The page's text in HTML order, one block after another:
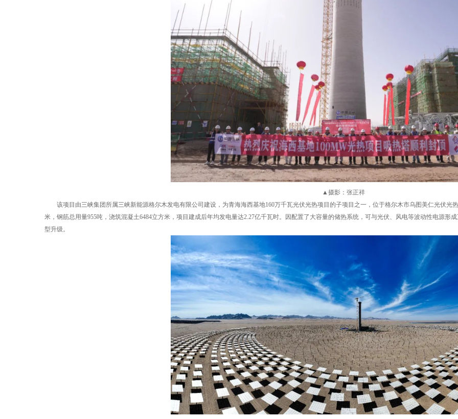
▲摄影：张正祥
该项目由三峡集团所属三峡新能源格尔木发电有限公司建设，为青海海西基地160万千瓦光伏光热项目的子项目之一，位于格尔木市乌图美仁光伏光
米，钢筋总用量955吨，浇筑混凝土6484立方米，项目建成后年均发电量达2.27亿千瓦时。因配置了大容量的储热系统，可与光伏、风电等波动性电源形
型升级。